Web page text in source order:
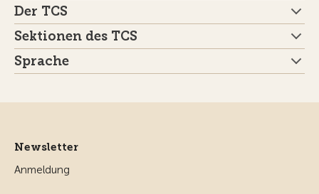
Der TCS
Sektionen des TCS
Sprache
Newsletter
Anmeldung